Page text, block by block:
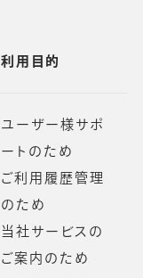
利用目的
ユーザー様サポ
ートのため
ご利用履歴管理
のため
当社サービスの
ご案内のため